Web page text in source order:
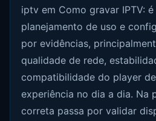
iptv em Como gravar IPTV:
planejamento de uso e
por evidências,
qualidade de rede,
compatibilidade do player
experiência no dia a dia. Na
correta passa por validar